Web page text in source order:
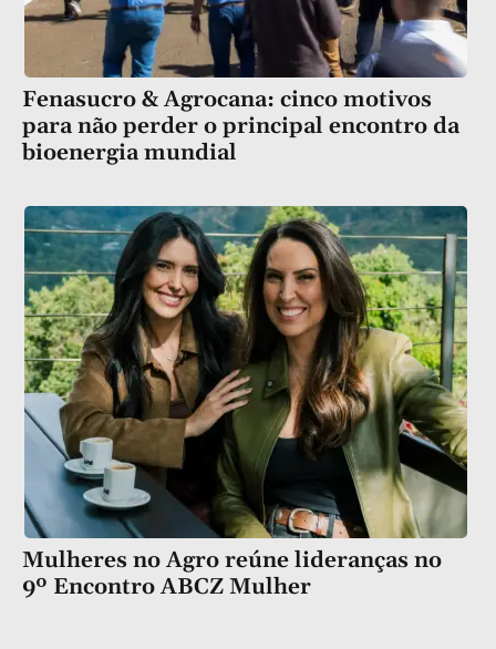
Fenasucro & Agrocana: cinco motivos
para não perder o principal encontro da
bioenergia mundial
Mulheres no Agro reúne lideranças no
9º Encontro ABCZ Mulher